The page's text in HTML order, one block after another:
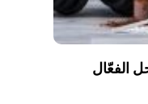
الفعّال